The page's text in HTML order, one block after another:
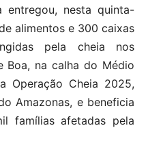
entregou, nesta quinta-
alimentos e 300 caixas
pela cheia nos
Boa, na calha do Médio
Operação Cheia 2025,
Amazonas, e beneficia
famílias afetadas pela